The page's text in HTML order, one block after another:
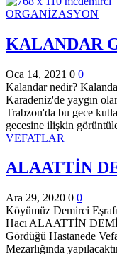
ORGANİZASYON
KALANDAR
Oca 14, 2021 0 0
Kalandar nedir?
Karadeniz'de yaygın
Trabzon'da bu gece
gecesine ilişkin
VEFATLAR
ALAATTİN
Ara 29, 2020 0 0
Köyümüz Demirci
Hacı ALAATTİN
Gördüğü Hastanede
Mezarlığında